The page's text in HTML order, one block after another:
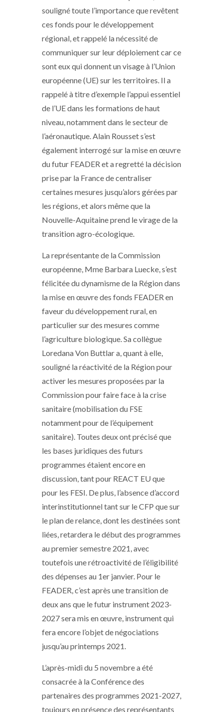
souligné toute l’importance que revêtent
ces fonds pour le développement
régional, et rappelé la nécessité de
communiquer sur leur déploiement car ce
sont eux qui donnent un visage à l’Union
européenne (UE) sur les territoires. Il a
rappelé à titre d’exemple l’appui essentiel
de l’UE dans les formations de haut
niveau, notamment dans le secteur de
l’aéronautique. Alain Rousset s’est
également interrogé sur la mise en œuvre
du futur FEADER et a regretté la décision
prise par la France de centraliser
certaines mesures jusqu’alors gérées par
les régions, et alors même que la
Nouvelle-Aquitaine prend le virage de la
transition agro-écologique.
La représentante de la Commission
européenne, Mme Barbara Luecke, s’est
félicitée du dynamisme de la Région dans
la mise en œuvre des fonds FEADER en
faveur du développement rural, en
particulier sur des mesures comme
l’agriculture biologique. Sa collègue
Loredana Von Buttlar a, quant à elle,
souligné la réactivité de la Région pour
activer les mesures proposées par la
Commission pour faire face à la crise
sanitaire (mobilisation du FSE
notamment pour de l’équipement
sanitaire). Toutes deux ont précisé que
les bases juridiques des futurs
programmes étaient encore en
discussion, tant pour REACT EU que
pour les FESI. De plus, l’absence d’accord
interinstitutionnel tant sur le CFP que sur
le plan de relance, dont les destinées sont
liées, retardera le début des programmes
au premier semestre 2021, avec
toutefois une rétroactivité de l’éligibilité
des dépenses au 1er janvier. Pour le
FEADER, c’est après une transition de
deux ans que le futur instrument 2023-
2027 sera mis en œuvre, instrument qui
fera encore l’objet de négociations
jusqu’au printemps 2021.
L’après-midi du 5 novembre a été
consacrée à la Conférence des
partenaires des programmes 2021-2027,
toujours en présence des représentants